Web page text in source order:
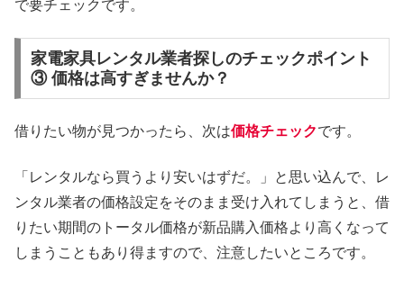
で要チェックです。
家電家具レンタル業者探しのチェックポイント
③ 価格は高すぎませんか？
借りたい物が見つかったら、次は価格チェックです。
「レンタルなら買うより安いはずだ。」と思い込んで、レ
ンタル業者の価格設定をそのまま受け入れてしまうと、借
りたい期間のトータル価格が新品購入価格より高くなって
しまうこともあり得ますので、注意したいところです。